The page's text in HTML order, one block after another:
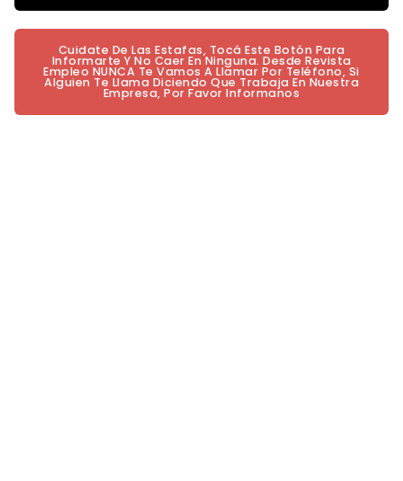
Cuidate De Las Estafas, Tocá Este Botón Para
Informarte Y No Caer En Ninguna. Desde Revista
Empleo NUNCA Te Vamos A Llamar Por Teléfono, Si
Alguien Te Llama Diciendo Que Trabaja En Nuestra
Empresa, Por Favor Informanos